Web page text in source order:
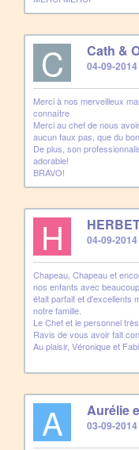
C Cath &
04-09-
Merci à nos merveilleux
connaître
Merci au chef de nous
aucun faux pas, que du
De plus, son
adorable!
BRAVO!
H 04-09-
Chapeau, Chapeau et
nos enfants avec
était parfait et d'excellents
notre famille.
Le Chef et le personnel
Ravis de vous avoir fait
Au plaisir, Véronique et
A Aurélie
03-09-